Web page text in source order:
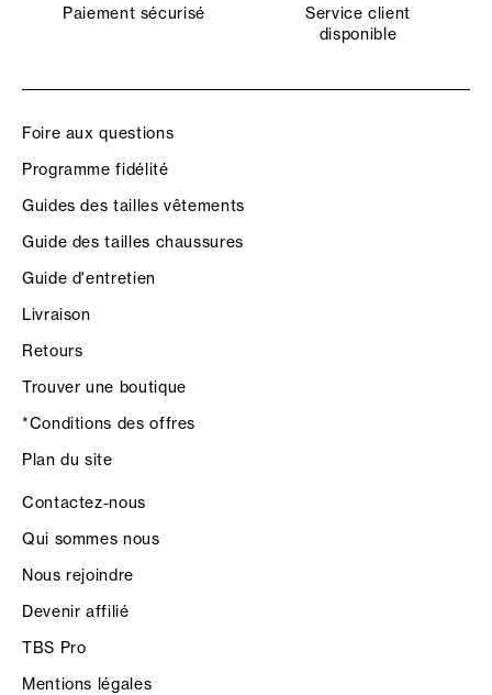
Paiement sécurisé
Service client
disponible
Foire aux questions
Programme fidélité
Guides des tailles vêtements
Guide des tailles chaussures
Guide d'entretien
Livraison
Retours
Trouver une boutique
*Conditions des offres
Plan du site
Contactez-nous
Qui sommes nous
Nous rejoindre
Devenir affilié
TBS Pro
Mentions légales